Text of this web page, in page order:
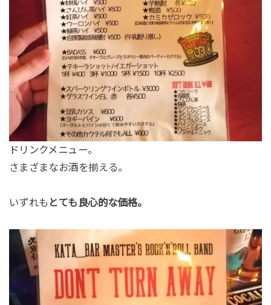
ドリンクメニュー。
さまざまなお酒を揃える。
いずれも とても良心的な価格。